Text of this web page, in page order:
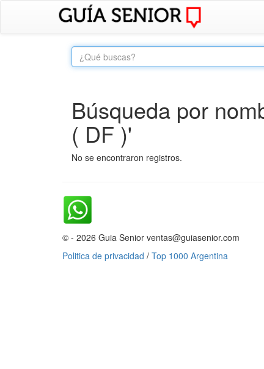
Búsqueda por
( DF )'
No se encontraron registros.
© - 2026 Guia Senior ventas@guiasenior.com
Politica de privacidad / Top 1000 Argentina